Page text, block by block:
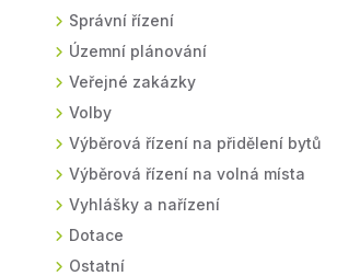
Správní řízení
Územní plánování
Veřejné zakázky
Volby
Výběrová řízení na přidělení bytů
Výběrová řízení na volná místa
Vyhlášky a nařízení
Dotace
Ostatní